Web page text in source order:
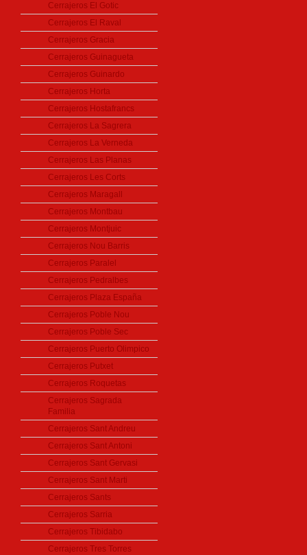
Cerrajeros El Gotic
Cerrajeros El Raval
Cerrajeros Gracia
Cerrajeros Guinagueta
Cerrajeros Guinardo
Cerrajeros Horta
Cerrajeros Hostafrancs
Cerrajeros La Sagrera
Cerrajeros La Verneda
Cerrajeros Las Planas
Cerrajeros Les Corts
Cerrajeros Maragall
Cerrajeros Montbau
Cerrajeros Montjuic
Cerrajeros Nou Barris
Cerrajeros Paralel
Cerrajeros Pedralbes
Cerrajeros Plaza España
Cerrajeros Poble Nou
Cerrajeros Poble Sec
Cerrajeros Puerto Olimpico
Cerrajeros Putxet
Cerrajeros Roquetas
Cerrajeros Sagrada
Familia
Cerrajeros Sant Andreu
Cerrajeros Sant Antoni
Cerrajeros Sant Gervasi
Cerrajeros Sant Marti
Cerrajeros Sants
Cerrajeros Sarria
Cerrajeros Tibidabo
Cerrajeros Tres Torres